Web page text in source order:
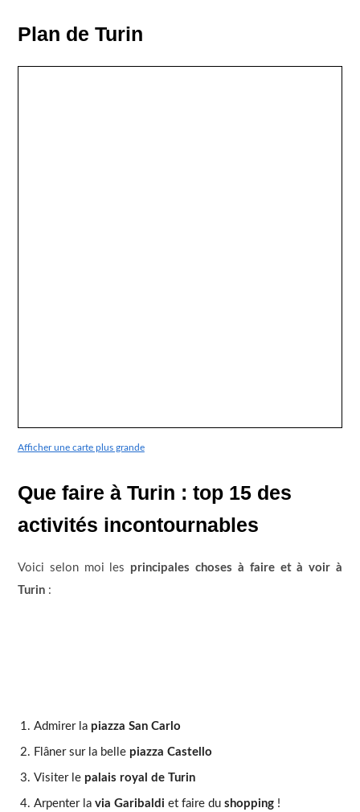
Plan de Turin
Afficher une carte plus grande
Que faire à Turin : top 15 des
activités incontournables
Voici selon moi les principales choses à faire et à voir à
Turin:
Admirer la piazza San Carlo
Flâner sur la belle piazza Castello
Visiter le palais royal de Turin
Arpenter la via Garibaldi et faire du shopping!